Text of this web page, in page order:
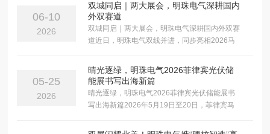
06-10
2026
双城同启｜两大展会，明珠电气深耕国内
外双赛道
双城同启｜两大展会，明珠电气深耕国内外双赛
道近日，明珠电气双线并进，同步亮相2026马
05-25
2026
晴光逐绿，明珠电气2026菲律宾光伏储
能展书写出海新篇
晴光逐绿，明珠电气2026菲律宾光伏储能展书
写出海新篇2026年5月19日至20日，菲律宾马